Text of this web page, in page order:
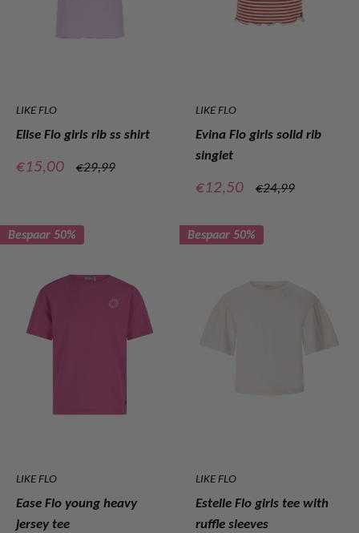
LIKE FLO
Elise Flo girls rib ss shirt
Verkoopprijs
€15,00
Normale
€29,99
LIKE FLO
Evina Flo girls solid rib
singlet
Verkoopprijs
€12,50
Normale
€24,99
Bespaar 50%
LIKE FLO
Ease Flo young heavy
jersey tee
Bespaar 50%
LIKE FLO
Estelle Flo girls tee with
ruffle sleeves